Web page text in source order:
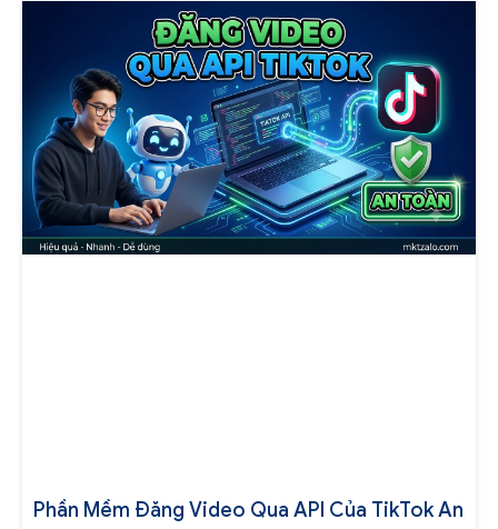
Phần Mềm Đăng Video Qua API Của TikTok An